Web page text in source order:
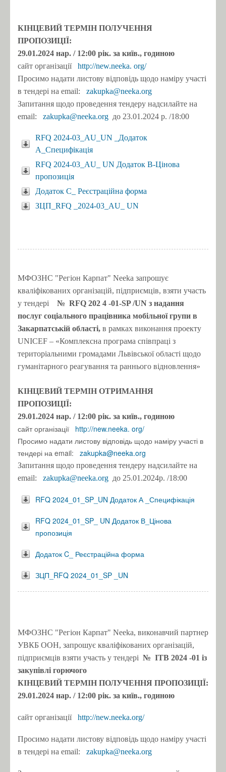
КІНЦЕВИЙ ТЕРМІН ПОЛУЧЕННЯ
ПРОПОЗИЦІЇ:
29.01.2024 нар. / 12:00 рік. за київ., годиною
сайт організації http://new.neeka. org/
Просимо надати листову відповідь щодо наміру участі
в тендері на email: zakupka@neeka.org
Запитання щодо проведення тендеру надсилайте на
email: zakupka@neeka.org до 23.01.2024 р. /18:00
RFQ 2024-03_AU_UN _Додаток
А_Специфікація
RFQ 2024-03_AU_ UN Додаток В-Цінова
пропозиція
Додаток C_ Реєстраційна форма
ЗЦП_RFQ _2024-03_AU_ UN
МФОЗНС "Регіон Карпат" Neeka запрошує
кваліфікованих організацій, підприємців, взяти участь
у тендері № RFQ 202 4 -01-SP/UN з надання
послуг соціального працівника мобільної групи в
Закарпатській області, в рамках виконання проекту
UNICEF – «Комплексна програма співпраці з
територіальними громадами Львівської області щодо
гуманітарного реагування та раннього відновлення»
КІНЦЕВИЙ ТЕРМІН ОТРИМАННЯ
ПРОПОЗИЦІЇ:
29.01.2024 нар. / 12:00 рік. за київ., годиною
сайт організації http://new.neeka. org/
Просимо надати листову відповідь щодо наміру участі в
тендері на email: zakupka@neeka.org
Запитання щодо проведення тендеру надсилайте на
email: zakupka@neeka.org до 25.01.2024р. /18:00
RFQ 2024_01_SP_UN Додаток А _Специфікація
RFQ 2024_01_SP_ UN Додаток В_Цінова
пропозиція
Додаток C_ Реєстраційна форма
ЗЦП_RFQ 2024_01_SP _UN
МФОЗНС "Регіон Карпат" Neeka, виконавчий партнер
УВКБ ООН, запрошує кваліфікованих організацій,
підприємців взяти участь у тендері № ITB 2024 -01 із
закупівлі горючого
КІНЦЕВИЙ ТЕРМІН ПОЛУЧЕННЯ ПРОПОЗИЦІЇ:
29.01.2024 нар. / 12:00 рік. за київ., годиною
сайт організації http://new.neeka.org/
Просимо надати листову відповідь щодо наміру участі
в тендері на email: zakupka@neeka.org